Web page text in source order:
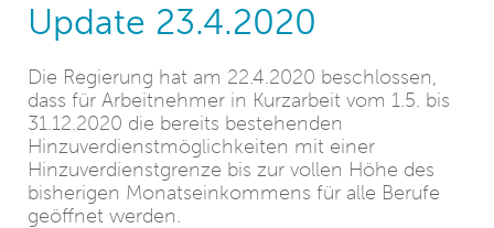
Update 23.4.2020
Die Regierung hat am 22.4.2020 beschlossen,
dass für Arbeitnehmer in Kurzarbeit vom 1.5. bis
31.12.2020 die bereits bestehenden
Hinzuverdienstmöglichkeiten mit einer
Hinzuverdienstgrenze bis zur vollen Höhe des
bisherigen Monatseinkommens für alle Berufe
geöffnet werden.